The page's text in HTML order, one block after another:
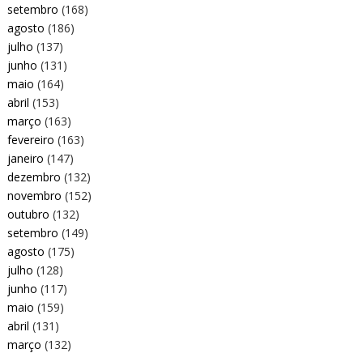
setembro (168)
agosto (186)
julho (137)
junho (131)
maio (164)
abril (153)
março (163)
fevereiro (163)
janeiro (147)
dezembro (132)
novembro (152)
outubro (132)
setembro (149)
agosto (175)
julho (128)
junho (117)
maio (159)
abril (131)
março (132)